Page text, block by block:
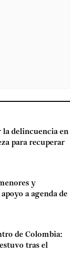
delincuencia en
para recuperar
y
a agenda de
de Colombia:
tras el